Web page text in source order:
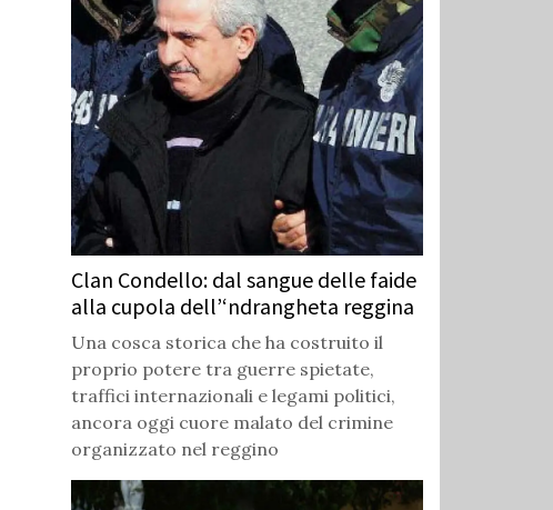
Clan Condello: dal sangue delle faide
alla cupola dell’‘ndrangheta reggina
Una cosca storica che ha costruito il
proprio potere tra guerre spietate,
traffici internazionali e legami politici,
ancora oggi cuore malato del crimine
organizzato nel reggino